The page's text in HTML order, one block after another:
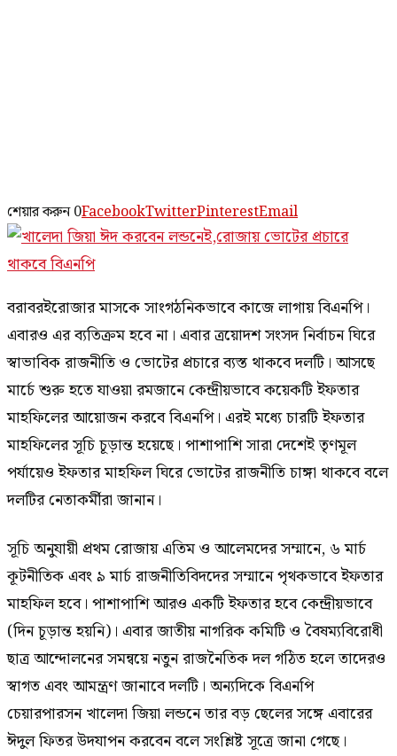
শেয়ার করুন 0FacebookTwitterPinterestEmail
বরাবরইরোজার মাসকে সাংগঠনিকভাবে কাজে লাগায় বিএনপি।
এবারও এর ব্যতিক্রম হবে না। এবার ত্রয়োদশ সংসদ নির্বাচন ঘিরে
স্বাভাবিক রাজনীতি ও ভোটের প্রচারে ব্যস্ত থাকবে দলটি। আসছে
মার্চে শুরু হতে যাওয়া রমজানে কেন্দ্রীয়ভাবে কয়েকটি ইফতার
মাহফিলের আয়োজন করবে বিএনপি। এরই মধ্যে চারটি ইফতার
মাহফিলের সূচি চূড়ান্ত হয়েছে। পাশাপাশি সারা দেশেই তৃণমূল
পর্যায়েও ইফতার মাহফিল ঘিরে ভোটের রাজনীতি চাঙ্গা থাকবে বলে
দলটির নেতাকর্মীরা জানান।
সূচি অনুযায়ী প্রথম রোজায় এতিম ও আলেমদের সম্মানে, ৬ মার্চ
কূটনীতিক এবং ৯ মার্চ রাজনীতিবিদদের সম্মানে পৃথকভাবে ইফতার
মাহফিল হবে। পাশাপাশি আরও একটি ইফতার হবে কেন্দ্রীয়ভাবে
(দিন চূড়ান্ত হয়নি)। এবার জাতীয় নাগরিক কমিটি ও বৈষম্যবিরোধী
ছাত্র আন্দোলনের সমন্বয়ে নতুন রাজনৈতিক দল গঠিত হলে তাদেরও
স্বাগত এবং আমন্ত্রণ জানাবে দলটি। অন্যদিকে বিএনপি
চেয়ারপারসন খালেদা জিয়া লন্ডনে তার বড় ছেলের সঙ্গে এবারের
ঈদুল ফিতর উদযাপন করবেন বলে সংশ্লিষ্ট সূত্রে জানা গেছে।